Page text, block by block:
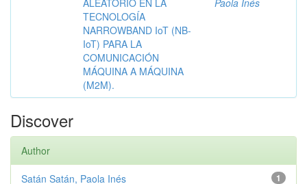
ALEATORIO EN LA
TECNOLOGÍA
NARROWBAND IoT (NB-
IoT) PARA LA
COMUNICACIÓN
MÁQUINA A MÁQUINA
(M2M).
Paola Inés
Discover
Author
1
Satán Satán, Paola Inés